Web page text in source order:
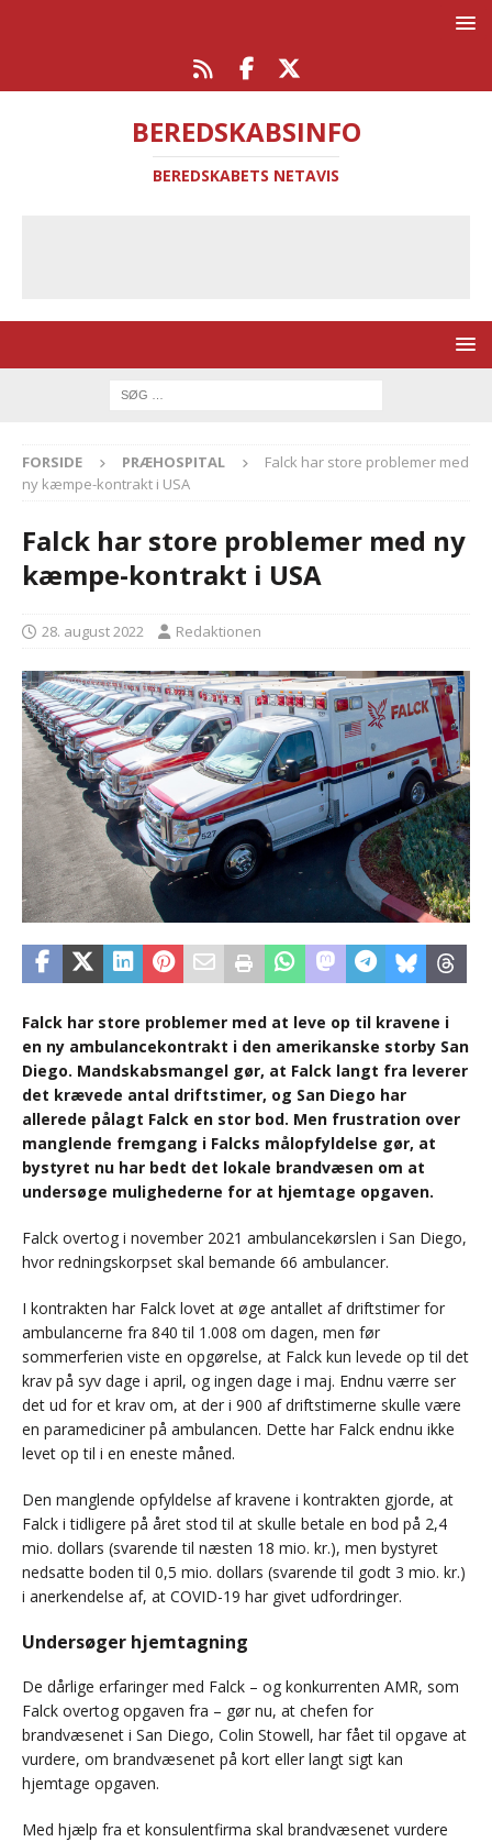
BEREDSKABSINFO
BEREDSKABETS NETAVIS
FORSIDE PRÆHOSPITAL
Falck har store problemer med
ny kæmpe-kontrakt i USA
Falck har store problemer med ny
kæmpe-kontrakt i USA
28. august 2022 Redaktionen
Falck har store problemer med at leve op til kravene i
en ny ambulancekontrakt i den amerikanske storby San
Diego. Mandskabsmangel gør, at Falck langt fra leverer
det krævede antal driftstimer, og San Diego har
allerede pålagt Falck en stor bod. Men frustration over
manglende fremgang i Falcks målopfyldelse gør, at
bystyret nu har bedt det lokale brandvæsen om at
undersøge mulighederne for at hjemtage opgaven.
Falck overtog i november 2021 ambulancekørslen i San Diego,
hvor redningskorpset skal bemande 66 ambulancer.
I kontrakten har Falck lovet at øge antallet af driftstimer for
ambulancerne fra 840 til 1.008 om dagen, men før
sommerferien viste en opgørelse, at Falck kun levede op til det
krav på syv dage i april, og ingen dage i maj. Endnu værre ser
det ud for et krav om, at der i 900 af driftstimerne skulle være
en paramediciner på ambulancen. Dette har Falck endnu ikke
levet op til i en eneste måned.
Den manglende opfyldelse af kravene i kontrakten gjorde, at
Falck i tidligere på året stod til at skulle betale en bod på 2,4
mio. dollars (svarende til næsten 18 mio. kr.), men bystyret
nedsatte boden til 0,5 mio. dollars (svarende til godt 3 mio. kr.)
i anerkendelse af, at COVID-19 har givet udfordringer.
Undersøger hjemtagning
De dårlige erfaringer med Falck – og konkurrenten AMR, som
Falck overtog opgaven fra – gør nu, at chefen for
brandvæsenet i San Diego, Colin Stowell, har fået til opgave at
vurdere, om brandvæsenet på kort eller langt sigt kan
hjemtage opgaven.
Med hjælp fra et konsulentfirma skal brandvæsenet vurdere